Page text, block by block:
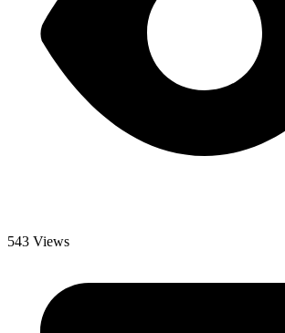
543 Views